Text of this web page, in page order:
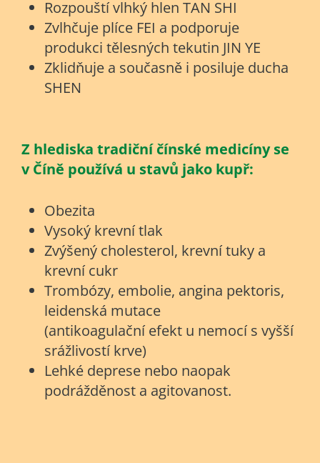
Rozpouští vlhký hlen TAN SHI
Zvlhčuje plíce FEI a podporuje
produkci tělesných tekutin JIN YE
Zklidňuje a současně i posiluje ducha
SHEN
Z hlediska tradiční čínské medicíny se
v Číně používá u stavů jako kupř:
Obezita
Vysoký krevní tlak
Zvýšený cholesterol, krevní tuky a
krevní cukr
Trombózy, embolie, angina pektoris,
leidenská mutace
(antikoagulační efekt u nemocí s vyšší
srážlivostí krve)
Lehké deprese nebo naopak
podrážděnost a agitovanost.